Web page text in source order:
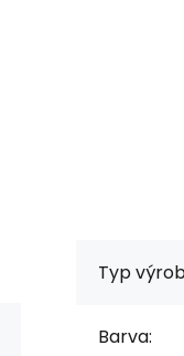
Typ
Barva: